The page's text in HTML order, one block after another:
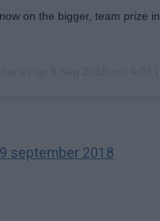
on the bigger, team prize in
9 september 2018